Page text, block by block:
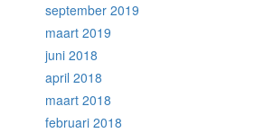
september 2019
maart 2019
juni 2018
april 2018
maart 2018
februari 2018